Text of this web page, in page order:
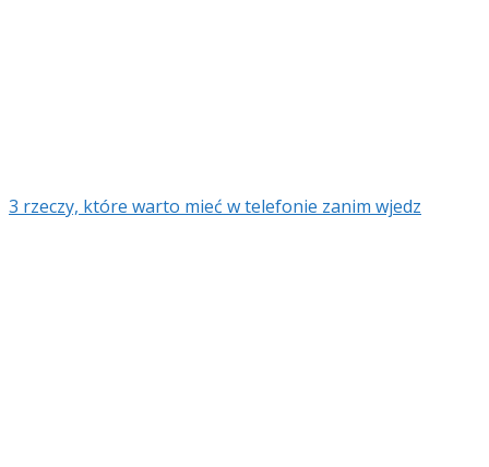
3 rzeczy, które warto mieć w telefonie zanim wjedz